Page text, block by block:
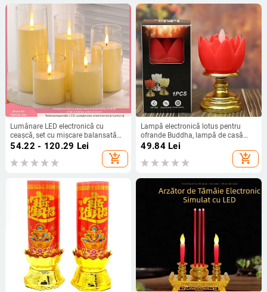
Lumânare LED electronică cu
ceașcă, set cu mișcare balansată
pentru decor de naștere și nunți
54.22 - 120.29 Lei
add_shopping_cart
Lampă electronică lotus pentru
ofrande Buddha, lampă de casă
Buddha, lumânare cu flacmă
simulată, lumină veșnică, accesorii
budiste, lampă în formă de lotus
49.84Lei
add_shopping_cart